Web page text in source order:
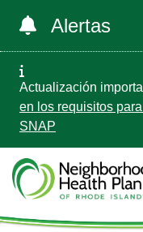
Alertas
Actualización
en los requisitos
SNAP